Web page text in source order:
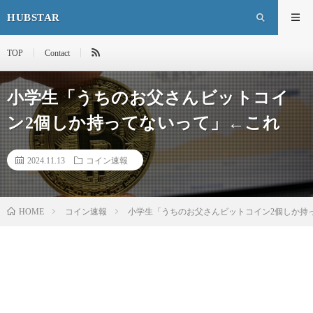
HUBSTAR
TOP Contact
小学生「うちのお父さんビットコイ
ン2個しか持ってないって」←これ
2024.11.13 コイン速報
HOME コイン速報 小学生「うちのお父さんビットコイン2個しか